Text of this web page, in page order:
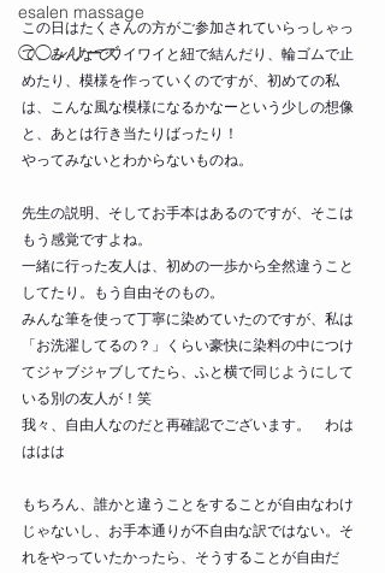
esalen massage
◯◯シリーズ
この日はたくさんの方がご参加されていらっしゃっ
て、みんなでワイワイと紐で結んだり、輪ゴムで止
めたり、模様を作っていくのですが、初めての私
は、こんな風な模様になるかなーという少しの想像
と、あとは行き当たりばったり！
やってみないとわからないものね。
先生の説明、そしてお手本はあるのですが、そこは
もう感覚ですよね。
一緒に行った友人は、初めの一歩から全然違うこと
してたり。もう自由そのもの。
みんな筆を使って丁寧に染めていたのですが、私は
「お洗濯してるの？」くらい豪快に染料の中につけ
てジャブジャブしてたら、ふと横で同じようにして
いる別の友人が！笑
我々、自由人なのだと再確認でございます。　わは
ははは
もちろん、誰かと違うことをすることが自由なわけ
じゃないし、お手本通りが不自由な訳ではない。そ
れをやっていたかったら、そうすることが自由だ